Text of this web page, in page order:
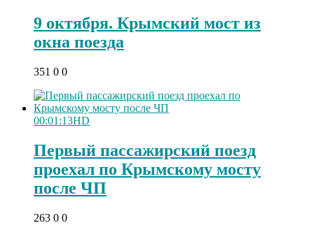
9 октября. Крымский мост из
окна поезда
351 0 0
00:01:13HD
Первый пассажирский поезд
проехал по Крымскому мосту
после ЧП
263 0 0